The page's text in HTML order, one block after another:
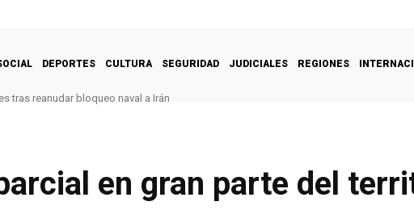
DEPORTES CULTURA SEGURIDAD JUDICIALES REGIONES
tras reanudar bloqueo naval a Irán
en gran parte del